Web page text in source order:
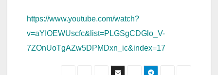
https://www.youtube.com/watch?
v=aYIOEWUscfc&list=PLGSgCDGlo_V-
7ZOnUoTgAZw5DPMDxn_ic&index=17